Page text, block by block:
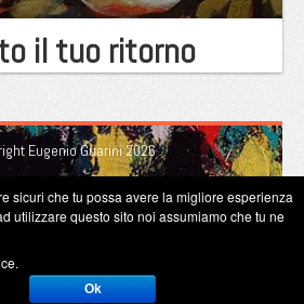
il tuo ritorno
Eugenio Guarini 2026
sicuri che tu possa avere la migliore esperienza
utilizzare questo sito noi assumiamo che tu ne
Ok